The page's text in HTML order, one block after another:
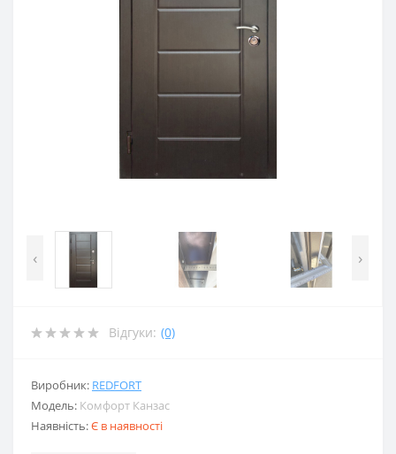
‹ ›
Відгуки: (0)
Виробник: REDFORT
Модель: Комфорт Канзас
Наявність:Є в наявності